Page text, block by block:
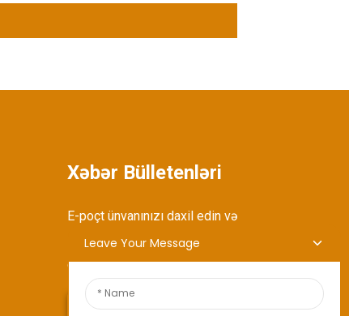
Xəbər Bülletenləri
E-poçt ünvanınızı daxil edin və
sizə ən son plan məlumatlarını
göndərəcəyik.
Sorğu Göndərin
Leave Your Message